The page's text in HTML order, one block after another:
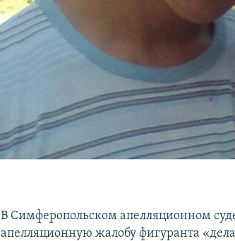
В Симферопольском апелляционном
апелляционную жалобу фигуранта